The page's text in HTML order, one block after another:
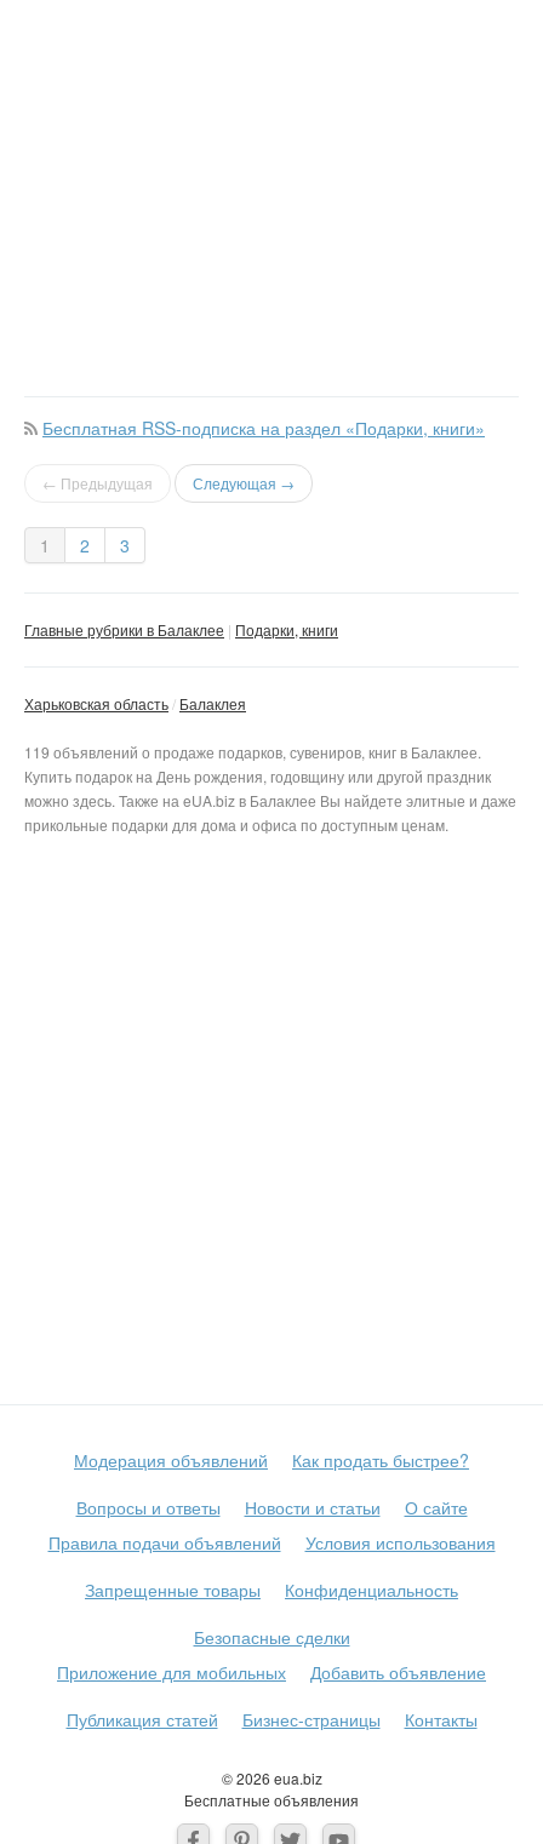
Бесплатная RSS-подписка на раздел «Подарки, книги»
← Предыдущая Следующая →
1 2 3
Главные рубрики в Балаклее Подарки, книги
Харьковская область Балаклея
119 объявлений о продаже подарков, сувениров, книг в Балаклее.
Купить подарок на День рождения, годовщину или другой праздник
можно здесь. Также на eUA.biz в Балаклее Вы найдете элитные и даже
прикольные подарки для дома и офиса по доступным ценам.
© 2026 eua.biz
Бесплатные объявления
Модерация объявлений
Как продать быстрее?
Вопросы и ответы
Новости и статьи
О сайте
Правила подачи объявлений
Условия использования
Запрещенные товары
Конфиденциальность
Безопасные сделки
Приложение для мобильных
Добавить объявление
Публикация статей
Бизнес-страницы Контакты